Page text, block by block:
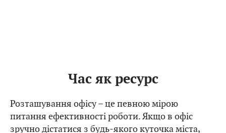
Час як ресурс
Розташування офісу – це певною мірою
питання ефективності роботи. Якщо в офіс
зручно дістатися з будь-якого куточка міста,